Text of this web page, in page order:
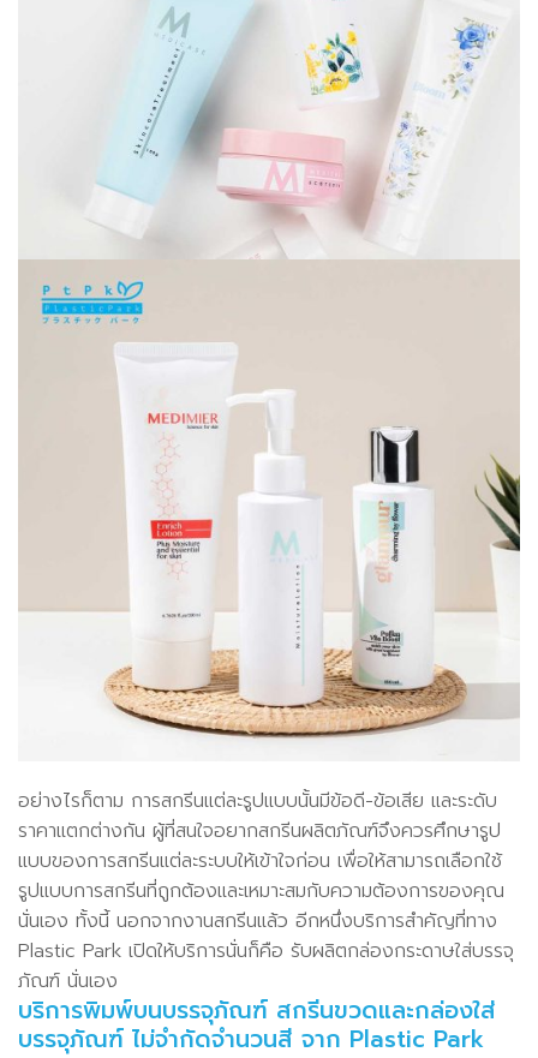
อย่างไรก็ตาม การสกรีนแต่ละรูปแบบนั้นมีข้อดี-ข้อเสีย และระดับ
ราคาแตกต่างกัน ผู้ที่สนใจอยากสกรีนผลิตภัณฑ์จึงควรศึกษารูป
แบบของการสกรีนแต่ละระบบให้เข้าใจก่อน เพื่อให้สามารถเลือกใช้
รูปแบบการสกรีนที่ถูกต้องและเหมาะสมกับความต้องการของคุณ
นั่นเอง ทั้งนี้ นอกจากงานสกรีนแล้ว อีกหนึ่งบริการสำคัญที่ทาง
Plastic Park เปิดให้บริการนั่นก็คือ รับผลิตกล่องกระดาษใส่บรรจุ
ภัณฑ์ นั่นเอง
บริการพิมพ์บนบรรจุภัณฑ์ สกรีนขวดและกล่องใส่
บรรจุภัณฑ์ ไม่จำกัดจำนวนสี จาก Plastic Park